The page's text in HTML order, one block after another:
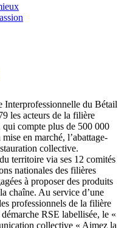
du Bétail
les acteurs de la filière
qui compte plus de 500 000
en marché, l’abattage-
collective.
territoire via ses 12 comités
nationales des filières
à proposer des produits
chaîne. Au service d’une
professionnels de la filière
RSE labellisée, le «
collective « Aimez la